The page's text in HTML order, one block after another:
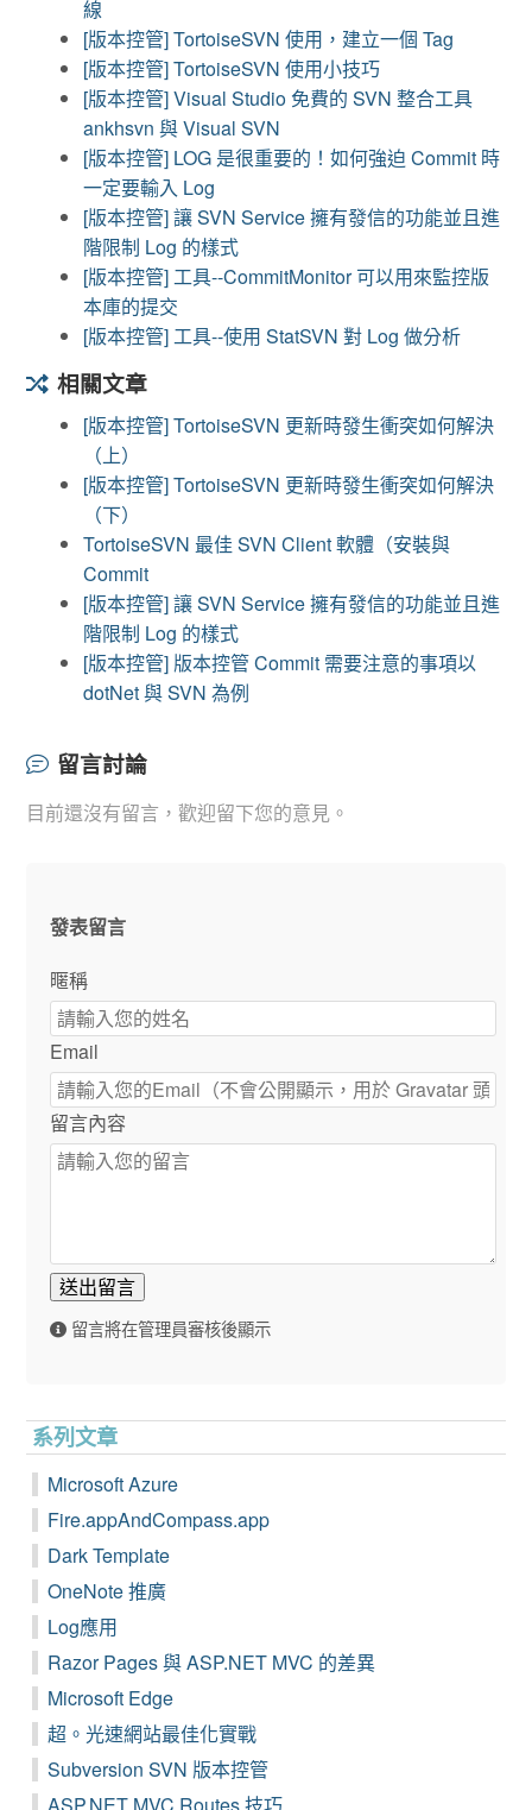
線
[版本控管] TortoiseSVN 使用，建立一個 Tag
[版本控管] TortoiseSVN 使用小技巧
[版本控管] Visual Studio 免費的 SVN 整合工具
ankhsvn 與 Visual SVN
[版本控管] LOG 是很重要的！如何強迫 Commit 時
一定要輸入 Log
[版本控管] 讓 SVN Service 擁有發信的功能並且進
階限制 Log 的樣式
[版本控管] 工具--CommitMonitor 可以用來監控版
本庫的提交
[版本控管] 工具--使用 StatSVN 對 Log 做分析
相關文章
[版本控管] TortoiseSVN 更新時發生衝突如何解決
（上）
[版本控管] TortoiseSVN 更新時發生衝突如何解決
（下）
TortoiseSVN 最佳 SVN Client 軟體（安裝與
Commit
[版本控管] 讓 SVN Service 擁有發信的功能並且進
階限制 Log 的樣式
[版本控管] 版本控管 Commit 需要注意的事項以
dotNet 與 SVN 為例
留言討論
目前還沒有留言，歡迎留下您的意見。
發表留言
暱稱
Email
留言內容
送出留言
留言將在管理員審核後顯示
系列文章
Microsoft Azure
Fire.appAndCompass.app
Dark Template
OneNote 推廣
Log應用
Razor Pages 與 ASP.NET MVC 的差異
Microsoft Edge
超。光速網站最佳化實戰
Subversion SVN 版本控管
ASP.NET MVC Routes 技巧